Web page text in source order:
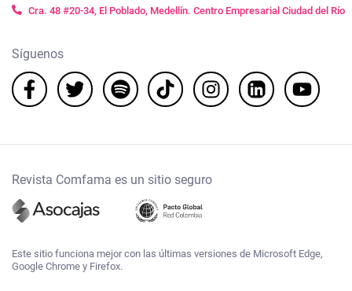
Cra. 48 #20-34, El Poblado, Medellín. Centro Empresarial Ciudad del Río
Síguenos
Revista Comfama es un sitio seguro
Este sitio funciona mejor con las últimas versiones de Microsoft Edge,
Google Chrome y Firefox.